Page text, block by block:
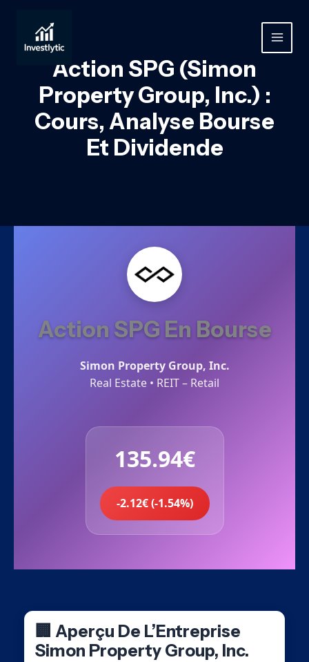
contenu
MAIN
Action SPG (Simon
Property Group, Inc.) :
Cours, Analyse Bourse
Et Dividende
Action SPG En Bourse
Simon Property Group, Inc.
Real Estate • REIT – Retail
135.94€
-2.12€ (-1.54%)
🏢 Aperçu De L’Entreprise
Simon Property Group, Inc.